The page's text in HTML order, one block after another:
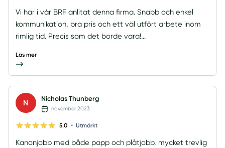
Vi har i vår BRF anlitat denna firma. Snabb och enkel
kommunikation, bra pris och ett väl utfört arbete inom
rimlig tid. Precis som det borde vara!...
Läs mer
N Nicholas Thunberg
november 2023
5.0 • Utmärkt
Kanonjobb med både papp och plåtjobb, mycket trevlig